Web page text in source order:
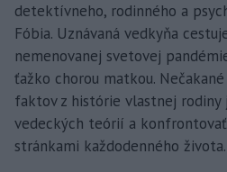
detektívneho, rodinného a
Fóbia. Uznávaná vedkyňa
nemenovanej svetovej
ťažko chorou matkou.
faktov z histórie vlastnej
vedeckých teórií a konfrontovať
stránkami každodenného života.